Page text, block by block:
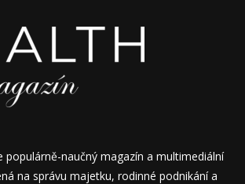
populárně-naučný magazín a multimediální
na správu majetku, rodinné podnikání a